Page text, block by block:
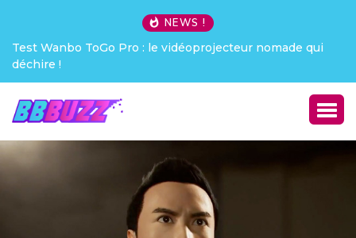
NEWS !
Test Wanbo ToGo Pro : le vidéoprojecteur nomade qui
déchire !